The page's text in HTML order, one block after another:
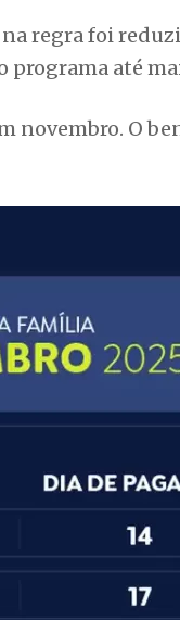
regra foi
até
novembro. O